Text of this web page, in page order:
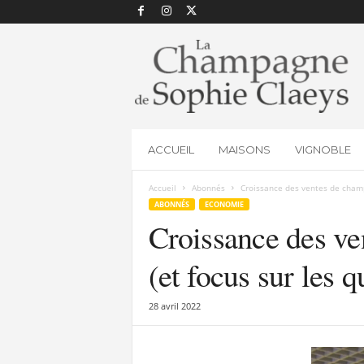
a
g
i
ACCUEIL MAISONS VIGNOBLE
Accueil Abonnés Croissance des ventes de
ABONNÉS ECONOMIE
Croissance des
(et focus sur les
28 avril 2022